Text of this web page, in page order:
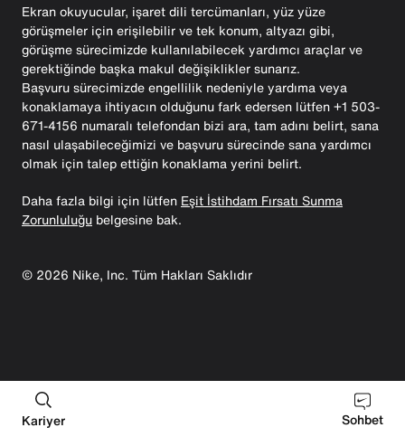
Ekran okuyucular, işaret dili tercümanları, yüz yüze
görüşmeler için erişilebilir ve tek konum, altyazı gibi,
görüşme sürecimizde kullanılabilecek yardımcı araçlar ve
gerektiğinde başka makul değişiklikler sunarız.
Başvuru sürecimizde engellilik nedeniyle yardıma veya
konaklamaya ihtiyacın olduğunu fark edersen lütfen +1 503-
671-4156 numaralı telefondan bizi ara, tam adını belirt, sana
nasıl ulaşabileceğimizi ve başvuru sürecinde sana yardımcı
olmak için talep ettiğin konaklama yerini belirt.
Daha fazla bilgi için lütfen Eşit İstihdam Fırsatı Sunma
Zorunluluğu belgesine bak.
© 2026 Nike, Inc. Tüm Hakları Saklıdır
Kariyer Sohbet